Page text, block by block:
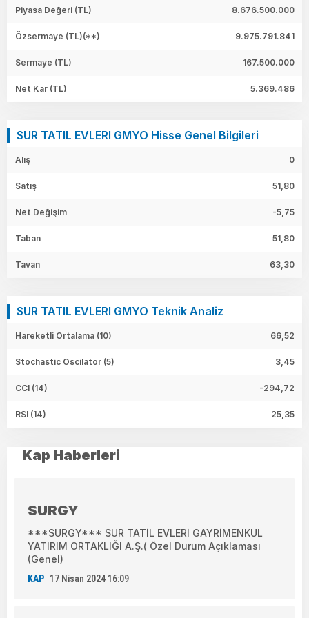
Piyasa Değeri (TL) 8.676.500.000
Özsermaye (TL)(**) 9.975.791.841
Sermaye (TL) 167.500.000
Net Kar (TL) 5.369.486
SUR TATIL EVLERI GMYO Hisse Genel Bilgileri
Alış 0
Satış 51,80
Net Değişim -5,75
Taban 51,80
Tavan 63,30
SUR TATIL EVLERI GMYO Teknik Analiz
Hareketli Ortalama (10) 66,52
Stochastic Oscilator (5) 3,45
CCI (14) -294,72
RSI (14) 25,35
Kap Haberleri
SURGY
***SURGY*** SUR TATİL EVLERİ GAYRİMENKUL
YATIRIM ORTAKLIĞI A.Ş.( Özel Durum Açıklaması
(Genel)
KAP 17 Nisan 2024 16:09